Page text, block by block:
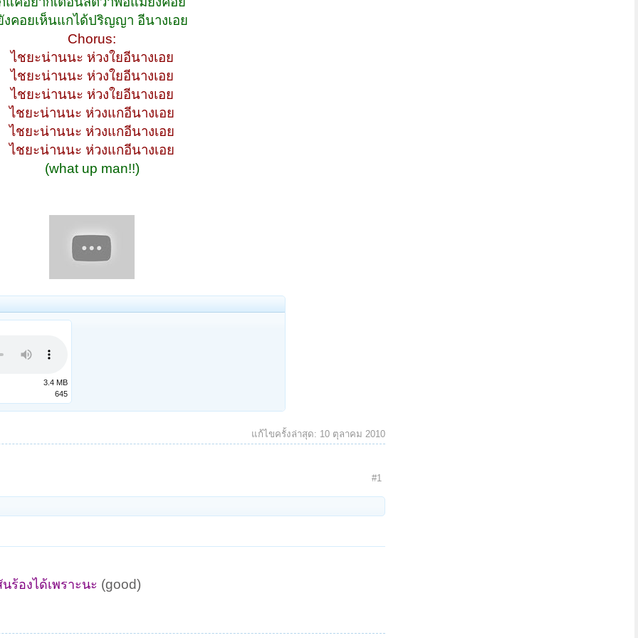
งคอยเห็นแกได้ปริญญา อีนางเอย
Chorus:
ไชยะน่านนะ ห่วงใยอีนางเอย
ไชยะน่านนะ ห่วงใยอีนางเอย
ไชยะน่านนะ ห่วงใยอีนางเอย
ไชยะน่านนะ ห่วงแกอีนางเอย
ไชยะน่านนะ ห่วงแกอีนางเอย
ไชยะน่านนะ ห่วงแกอีนางเอย
(what up man!!)
3.4 MB
645
แก้ไขครั้งล่าสุด: 10 ตุลาคม 2010
#1
ร้องได้เพราะนะ (good)